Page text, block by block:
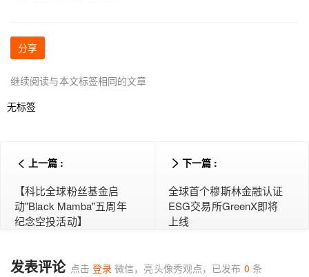
分享
继续阅读与本文标签相同的文章
无标签
上一篇 :
【科比全球粉丝基金启
动"Black Mamba"五周年
纪念空投活动】
下一篇 :
全球首个穆斯林金融认证
ESG交易所GreenX即将
上线
发表评论 点击 登录 微信，亮头像秀观点，已发布 0 条